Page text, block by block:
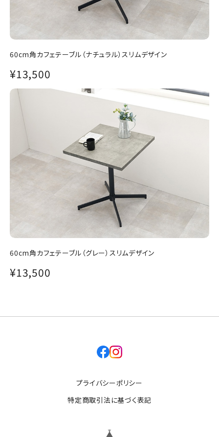
60cm角カフェテーブル（ナチュラル）スリムデザイン
¥13,500
60cm角カフェテーブル（グレー）スリムデザイン
¥13,500
プライバシーポリシー
特定商取引法に基づく表記